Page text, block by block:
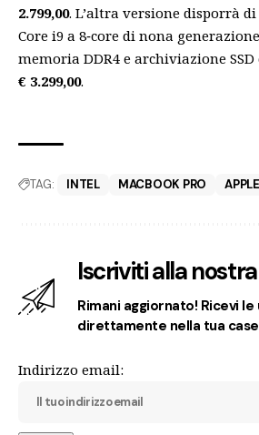
2.799,00. L’altra versione disporrà
Core i9 a 8‑core di nona
memoria DDR4 e archiviazione
€ 3.299,00.
TAG: INTEL MACBOOK PRO APPLE
Iscriviti alla
Rimani aggiornato! Ricevi
direttamente nella tua
Indirizzo email: